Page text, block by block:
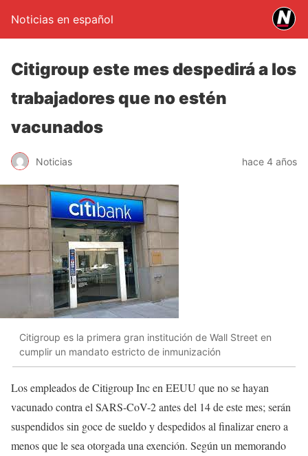
Noticias en español
Citigroup este mes despedirá a los
trabajadores que no estén
vacunados
Noticias hace 4 años
Citigroup es la primera gran institución de Wall Street en
cumplir un mandato estricto de inmunización
Los empleados de Citigroup Inc en EEUU que no se hayan
vacunado contra el SARS-CoV-2 antes del 14 de este mes; serán
suspendidos sin goce de sueldo y despedidos al finalizar enero a
menos que le sea otorgada una exención. Según un memorando